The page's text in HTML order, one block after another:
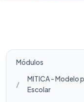
Módulos
MITICA - Modelo
Escolar